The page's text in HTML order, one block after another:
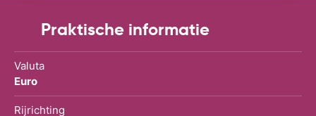
Praktische informatie
Valuta
Euro
Rijrichting